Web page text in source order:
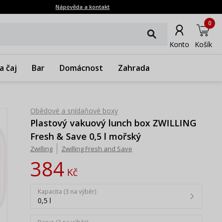
Nápověda a kontakt
Konto Košík
0
čaj Bar Domácnost Zahrada
Obědové a snídaňové boxy
Plastový vakuový lunch box ZWILLING
Fresh & Save 0,5 l mořský
Zwilling Zwilling Fresh and Save
384Kč
Kapacita (3 na výběr)
0,5 l